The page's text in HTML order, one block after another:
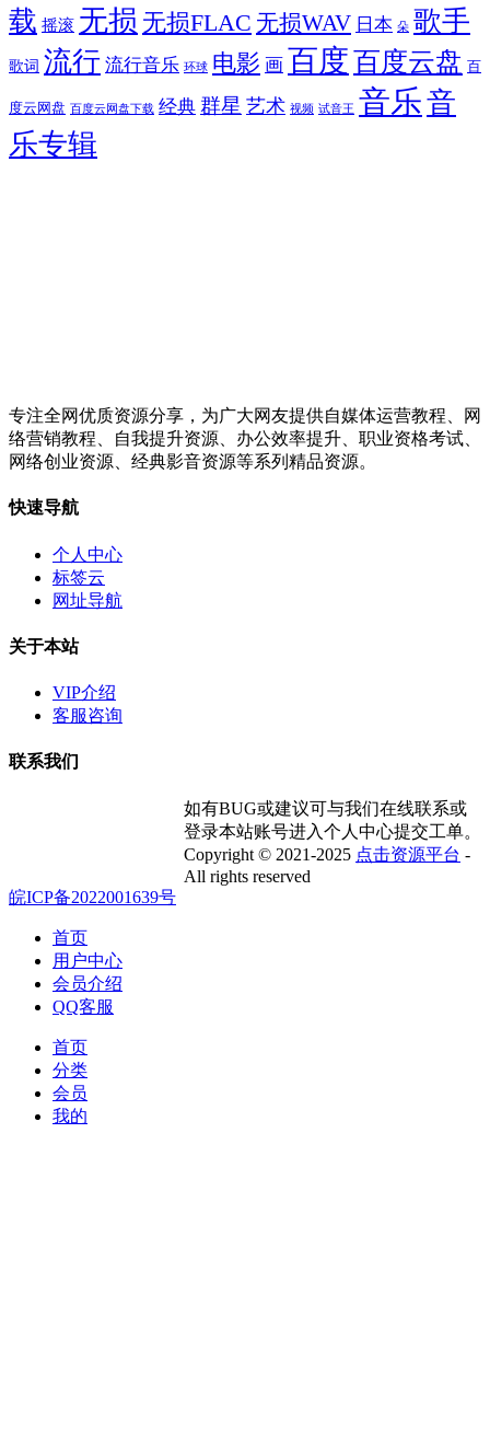
载 摇滚 无损 无损FLAC 无损WAV 日本 朵 歌手
歌词 流行 流行音乐 环球 电影 画 百度百度云盘 百
度云网盘 百度云网盘下载 经典 群星 艺术 视频 试音王 音乐音
乐专辑
专注全网优质资源分享，为广大网友提供自媒体运营教程、网
络营销教程、自我提升资源、办公效率提升、职业资格考试、
网络创业资源、经典影音资源等系列精品资源。
快速导航
个人中心
标签云
网址导航
关于本站
VIP介绍
客服咨询
联系我们
如有BUG或建议可与我们在线联系或
登录本站账号进入个人中心提交工单。
Copyright © 2021-2025 点击资源平台 -
All rights reserved
皖ICP备2022001639号
首页
用户中心
会员介绍
QQ客服
首页
分类
会员
我的